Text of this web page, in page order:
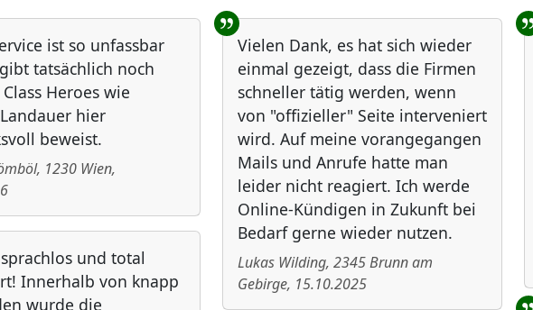
ist so unfassbar
tatsächlich noch
Heroes wie
hier
beweist.
, 1230 Wien,
Vielen Dank, es hat sich wieder
einmal gezeigt, dass die Firmen
schneller tätig werden, wenn
von "offizieller" Seite interveniert
wird. Auf meine vorangegangen
Mails und Anrufe hatte man
leider nicht reagiert. Ich werde
Online-Kündigen in Zukunft bei
Bedarf gerne wieder nutzen.
Lukas Wilding, 2345Brunn am
Gebirge, 15.10.2025
und total
Innerhalb von knapp
wurde die